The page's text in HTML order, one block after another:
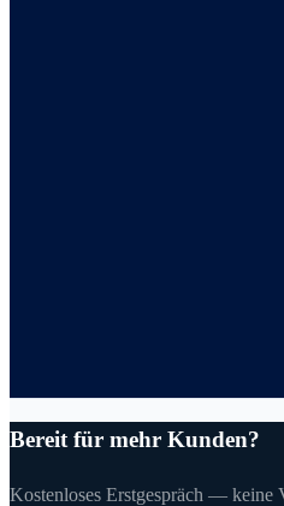
Bereit für mehr Kunden?
Kostenloses Erstgespräch — keine